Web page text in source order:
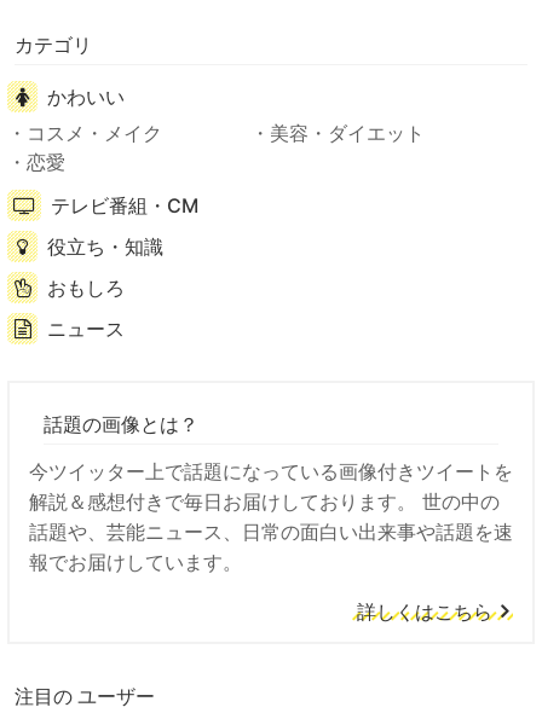
カテゴリ
かわいい
コスメ・メイク
美容・ダイエット
恋愛
テレビ番組・CM
役立ち・知識
おもしろ
ニュース
話題の画像とは？
今ツイッター上で話題になっている画像付きツイートを
解説＆感想付きで毎日お届けしております。 世の中の
話題や、芸能ニュース、日常の面白い出来事や話題を速
報でお届けしています。
詳しくはこちら
注目の ユーザー